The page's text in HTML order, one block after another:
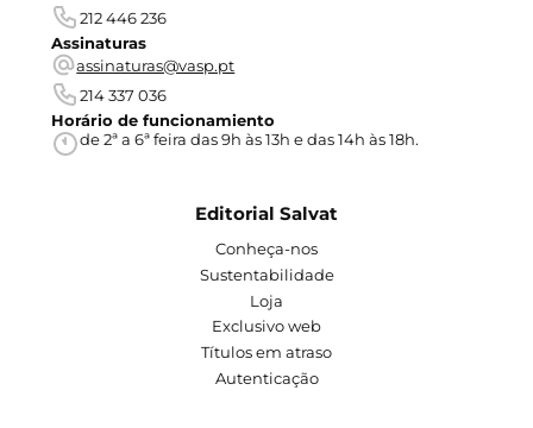
212 446 236
Assinaturas
assinaturas@vasp.pt
214 337 036
Horário de funcionamiento
de 2ª a 6ª feira das 9h às 13h e das 14h às 18h.
Editorial Salvat
Conheça-nos
Sustentabilidade
Loja
Exclusivo web
Títulos em atraso
Autenticação